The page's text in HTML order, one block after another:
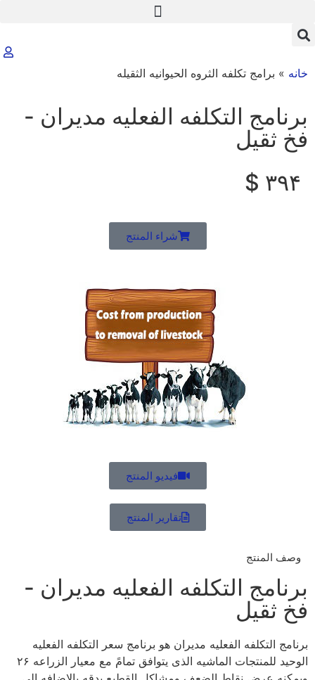
خانه » برامج تکلفه الثروه الحیوانیه الثقیله
برنامج التکلفه الفعلیه مدیران -
فخ ثقیل
۳۹۴ $
شراء المنتج
فیدیو المنتج
تقاریر المنتج
وصف المنتج
برنامج التکلفه الفعلیه مدیران -
فخ ثقیل
برنامج التکلفه الفعلیه مدیران هو برنامج سعر التکلفه الفعلیه
الوحید للمنتجات الماشیه الذی یتوافق تمامً مع معیار الزراعه ۲۶